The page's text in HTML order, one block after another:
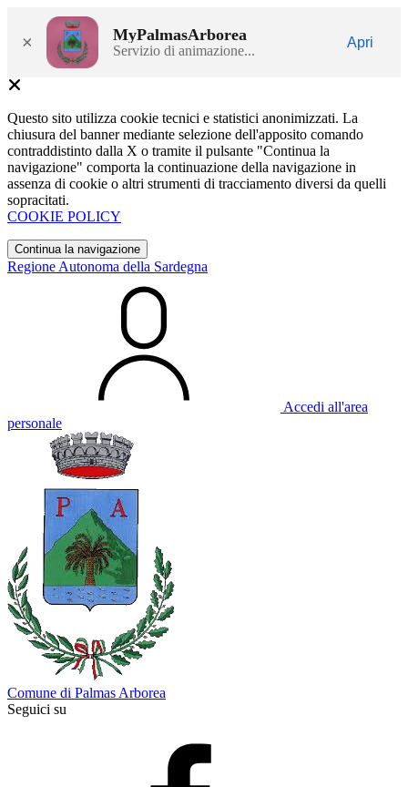
× MyPalmasArborea
Servizio di animazione...
Apri
Questo sito utilizza cookie tecnici e statistici anonimizzati. La
chiusura del banner mediante selezione dell'apposito comando
contraddistinto dalla X o tramite il pulsante "Continua la
navigazione" comporta la continuazione della navigazione in
assenza di cookie o altri strumenti di tracciamento diversi da quelli
sopracitati.
COOKIE POLICY
Continua la navigazione
Regione Autonoma della Sardegna
Accedi all'area
personale
Comune di Palmas Arborea
Seguici su